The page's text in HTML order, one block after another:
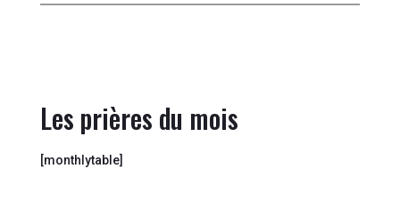
Les prières du mois
[monthlytable]